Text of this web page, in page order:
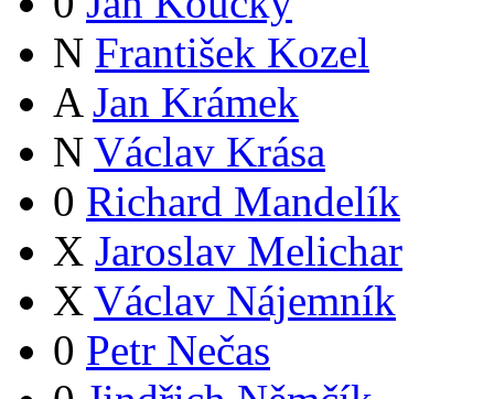
N František Kozel
A Jan Krámek
N Václav Krása
0 Richard Mandelík
X Jaroslav Melichar
X Václav Nájemník
0 Petr Nečas